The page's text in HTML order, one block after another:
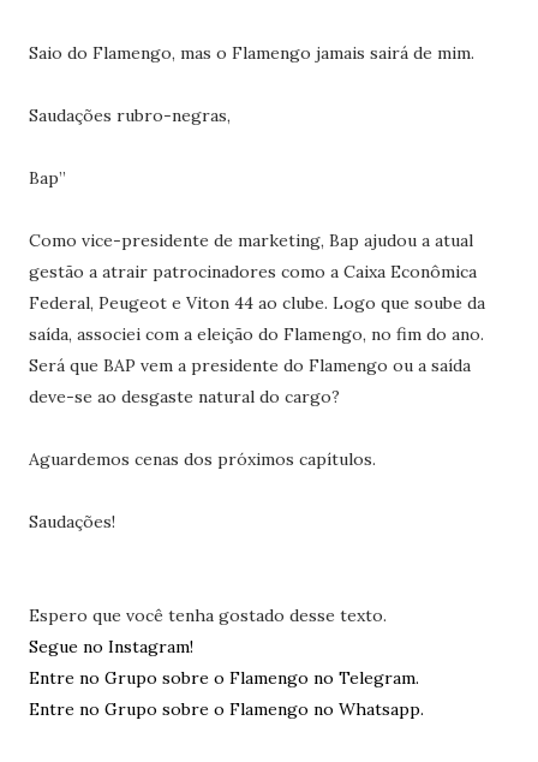
Saio do Flamengo, mas o Flamengo jamais sairá de mim.
Saudações rubro-negras,
Bap”
Como vice-presidente de marketing, Bap ajudou a atual
gestão a atrair patrocinadores como a Caixa Econômica
Federal, Peugeot e Viton 44 ao clube. Logo que soube da
saída, associei com a eleição do Flamengo, no fim do ano.
Será que BAP vem a presidente do Flamengo ou a saída
deve-se ao desgaste natural do cargo?
Aguardemos cenas dos próximos capítulos.
Saudações!
Espero que você tenha gostado desse texto.
Segue no Instagram!
Entre no Grupo sobre o Flamengo no Telegram.
Entre no Grupo sobre o Flamengo no Whatsapp.